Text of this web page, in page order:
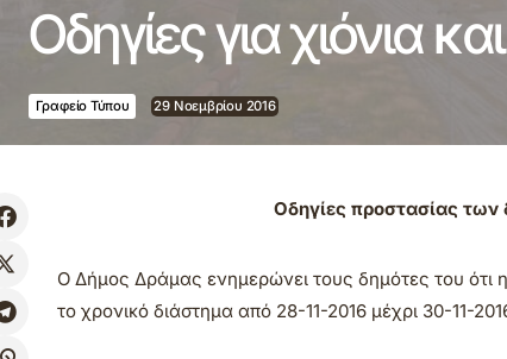
Οδηγίες για χιόνια
Γραφείο Τύπου 29 Νοεμβρίου 2016
Οδηγίες προστασίας
Ο Δήμος Δράμας ενημερώνει τους δημότες του ότι
το χρονικό διάστημα από 28-11-2016 μέχρι 30-11-